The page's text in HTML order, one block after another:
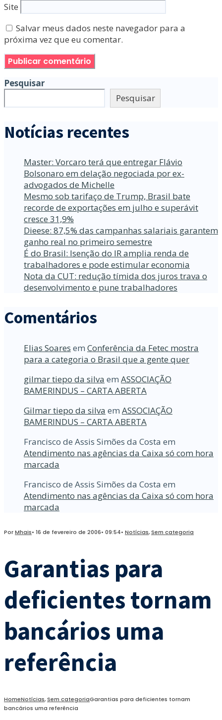
Site
Salvar meus dados neste navegador para a
próxima vez que eu comentar.
Pesquisar
Pesquisar
Notícias recentes
Master: Vorcaro terá que entregar Flávio
Bolsonaro em delação negociada por ex-
advogados de Michelle
Mesmo sob tarifaço de Trump, Brasil bate
recorde de exportações em julho e superávit
cresce 31,9%
Dieese: 87,5% das campanhas salariais garantem
ganho real no primeiro semestre
É do Brasil: Isenção do IR amplia renda de
trabalhadores e pode estimular economia
Nota da CUT: redução tímida dos juros trava o
desenvolvimento e pune trabalhadores
Comentários
Elias Soares em Conferência da Fetec mostra
para a categoria o Brasil que a gente quer
gilmar tiepo da silva em ASSOCIAÇÃO
BAMERINDUS – CARTA ABERTA
Gilmar tiepo da silva em ASSOCIAÇÃO
BAMERINDUS – CARTA ABERTA
Francisco de Assis Simões da Costa em
Atendimento nas agências da Caixa só com hora
marcada
Francisco de Assis Simões da Costa em
Atendimento nas agências da Caixa só com hora
marcada
PorMhais• 16 de fevereiro de 2006• 09:54• Notícias,Sem categoria
Garantias para
deficientes tornam
bancários uma
referência
HomeNotícias,Sem categoriaGarantias para deficientes tornam
bancários uma referência